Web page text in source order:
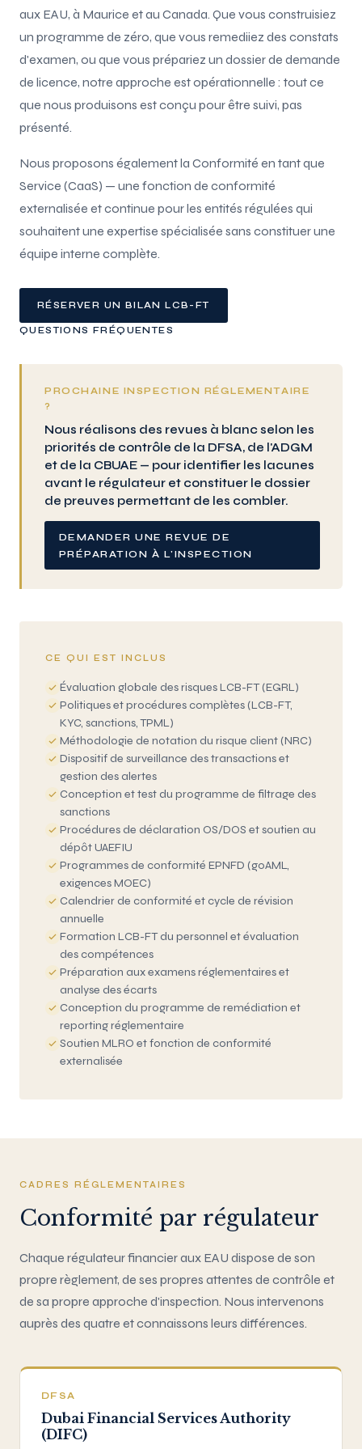
aux EAU, à Maurice et au Canada. Que vous construisiez
un programme de zéro, que vous remediiez des constats
d'examen, ou que vous prépariez un dossier de demande
de licence, notre approche est opérationnelle : tout ce
que nous produisons est conçu pour être suivi, pas
présenté.
Nous proposons également la Conformité en tant que
Service (CaaS) — une fonction de conformité
externalisée et continue pour les entités régulées qui
souhaitent une expertise spécialisée sans constituer une
équipe interne complète.
RÉSERVER UN BILAN LCB-FT
QUESTIONS FRÉQUENTES
PROCHAINE INSPECTION RÉGLEMENTAIRE
?
Nous réalisons des revues à blanc selon les
priorités de contrôle de la DFSA, de l'ADGM
et de la CBUAE — pour identifier les lacunes
avant le régulateur et constituer le dossier
de preuves permettant de les combler.
DEMANDER UNE REVUE DE
PRÉPARATION À L'INSPECTION
CE QUI EST INCLUS
Évaluation globale des risques LCB-FT (EGRL)
Politiques et procédures complètes (LCB-FT,
KYC, sanctions, TPML)
Méthodologie de notation du risque client (NRC)
Dispositif de surveillance des transactions et
gestion des alertes
Conception et test du programme de filtrage des
sanctions
Procédures de déclaration OS/DOS et soutien au
dépôt UAEFIU
Programmes de conformité EPNFD (goAML,
exigences MOEC)
Calendrier de conformité et cycle de révision
annuelle
Formation LCB-FT du personnel et évaluation
des compétences
Préparation aux examens réglementaires et
analyse des écarts
Conception du programme de remédiation et
reporting réglementaire
Soutien MLRO et fonction de conformité
externalisée
CADRES RÉGLEMENTAIRES
Conformité par régulateur
Chaque régulateur financier aux EAU dispose de son
propre règlement, de ses propres attentes de contrôle et
de sa propre approche d'inspection. Nous intervenons
auprès des quatre et connaissons leurs différences.
DFSA
Dubai Financial Services Authority
(DIFC)